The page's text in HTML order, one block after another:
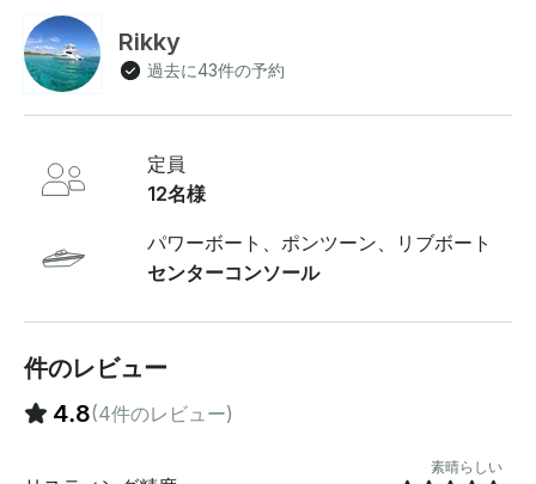
トを1日中お楽しみください。最大12名様までご乗船いた
だけます。 料金と追加費用: - - 終日 (7時間) USVIプラ
イベートチャーター (キャプテンを含む)-終日 (8時間)
プ (現金優先) - 料金には最大6人までが含まれます。追
加ゲストはそれぞれ50ドルです。最大宿泊人数は12名で
す 。- - 英領バージン諸島の燃料費および通関手数料は
含まれていません。年齢制限なし >>ホリデー、ピー
ク、オフシーズン、追加旅客料金が適用される場合があ
構いませんが (時間と費用の節約になります)、チャータ
ーサーキットの一部となった楽しい水上施設を試してみ
ることをお勧めします 。オプションには、ライム・アウ
ト、ピザ・パイ、ロバンゴ・ビーチ・クラブ、サンセッ
ト・グリル、ディンギーズ・ビーチ・バー、クルーズ・
Rikky
過去に43件の予約
定員
12名様
パワーボート、ポンツーン、リブボート
センターコンソール
件のレビュー
4.8(4件のレビュー)
素晴らしい